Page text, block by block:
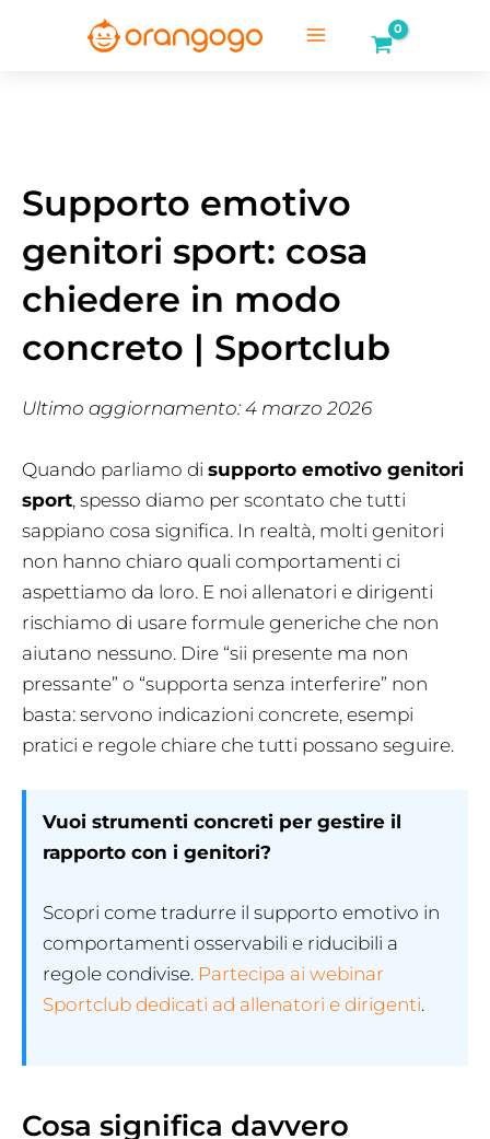
Supporto emotivo
genitori sport: cosa
chiedere in modo
concreto | Sportclub
Ultimo aggiornamento: 4 marzo 2026
Quando parliamo di supporto emotivo genitori
sport, spesso diamo per scontato che tutti
sappiano cosa significa. In realtà, molti genitori
non hanno chiaro quali comportamenti ci
aspettiamo da loro. E noi allenatori e dirigenti
rischiamo di usare formule generiche che non
aiutano nessuno. Dire “sii presente ma non
pressante” o “supporta senza interferire” non
basta: servono indicazioni concrete, esempi
pratici e regole chiare che tutti possano seguire.
Vuoi strumenti concreti per gestire il
rapporto con i genitori?
Scopri come tradurre il supporto emotivo in
comportamenti osservabili e riducibili a
regole condivise. Partecipa ai webinar
Sportclub dedicati ad allenatori e dirigenti.
Cosa significa davvero